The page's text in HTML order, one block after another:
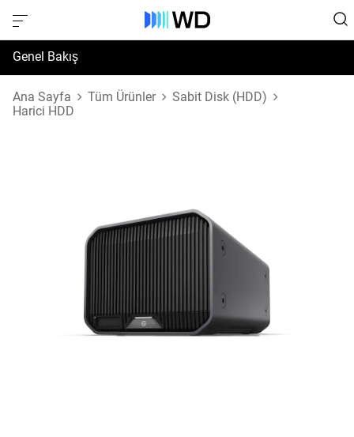
Genel Bakış
Özellikler
Ana Sayfa Tüm Ürünler
Sabit Disk (HDD)
Harici HDD